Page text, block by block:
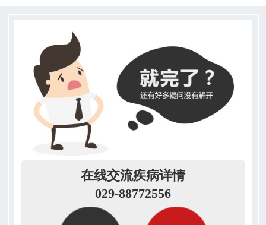
在线交流疾病详情
029-88772556